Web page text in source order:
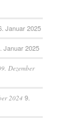
Januar 2025
Januar 2025
Dezember
2024 9.